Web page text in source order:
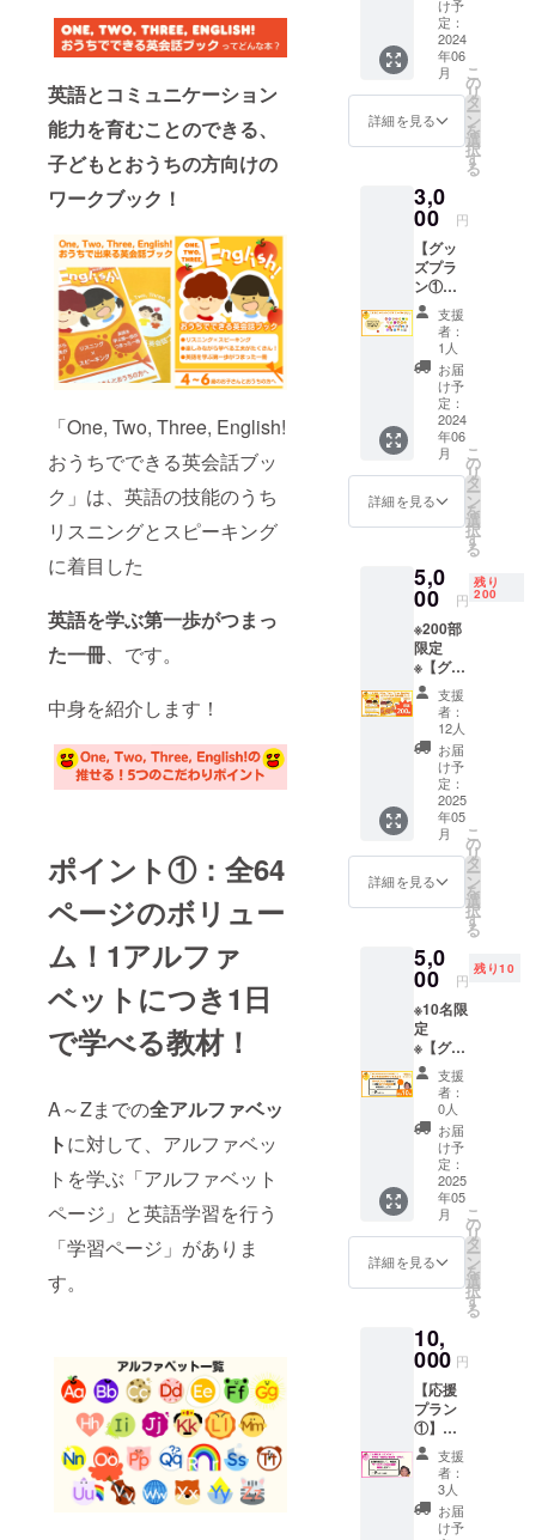
英語とコミュニケーション
能力を育むことのできる、
子どもとおうちの方向けの
ワークブック！
「One, Two, Three, English!
おうちでできる英会話ブッ
ク」は、英語の技能のうち
リスニングとスピーキング
に着目した
英語を学ぶ第一歩がつまっ
た一冊、です。
中身を紹介します！
ポイント①：全64
ページのボリュー
ム！1アルファ
ベットにつき1日
で学べる教材！
A～Zまでの全アルファベッ
トに対して、アルファベッ
トを学ぶ「アルファベット
ページ」と英語学習を行う
「学習ページ」がありま
す。
テッ
カー ●
サン
キュー
カード
●lingom
odeのロ
ゴを用
リジナ
ルス
テッ
カー
（45m
m×45m
m）
け予
定：
2024
年06
月
詳細を見る
こ
の
リ
タ
ー
ン
を
選
択
す
る
3,0
00 円
【グッ
ズプラ
ン①】
アル
ファ
ベット
クリア
ファイ
ル＋基
本セッ
ト ●ク
リア
ファイ
ル
A4（21
0mm×2
）1枚 ●
サン
キュー
カー
ド・オ
リジナ
ルス
テッ
カー
（45m
m×45m
m）
支援
者：
1人
お届
け予
定：
2024
年06
月
詳細を見る
こ
の
リ
タ
ー
ン
を
選
択
す
る
5,0
00 円
残り
200
※200部
限定
※【グッ
ズプラ
ン②】
完成版
One,
Two,
Three,
English
! おうち
ででき
る英会
話ブッ
ク ●
ワーク
「One,
Two,
Three,
English
! おうち
ででき
る英会
話ブッ
ク」
B5（18
2mm×2
57mm,
64ペー
ジ） 1
冊 ●サ
ン
キュー
ルス
テッ
カー
（45m
m×45m
m）
支援
者：
12人
お届
け予
定：
2025
年05
月
詳細を見る
こ
の
リ
タ
ー
ン
を
選
択
す
る
5,0
00 円
残り10
※10名限
定
※【グッ
ズプラ
ン③】
小さい
お子さ
んがい
るおう
ちの方
定！！
おうち
英会話
をやっ
てみよ
ンライ
ンでの
おうち
英会話
の個別
レッス
ン提供
・出版
（2025
年5月予
支援
者：
0人
お届
け予
定：
2025
年05
月
詳細を見る
こ
の
リ
タ
ー
ン
を
選
択
す
る
10,
000 円
【応援
プラン
①】出
版記
念！オ
ンライ
ン報告
会・説
支援
者：
3人
お届
け予